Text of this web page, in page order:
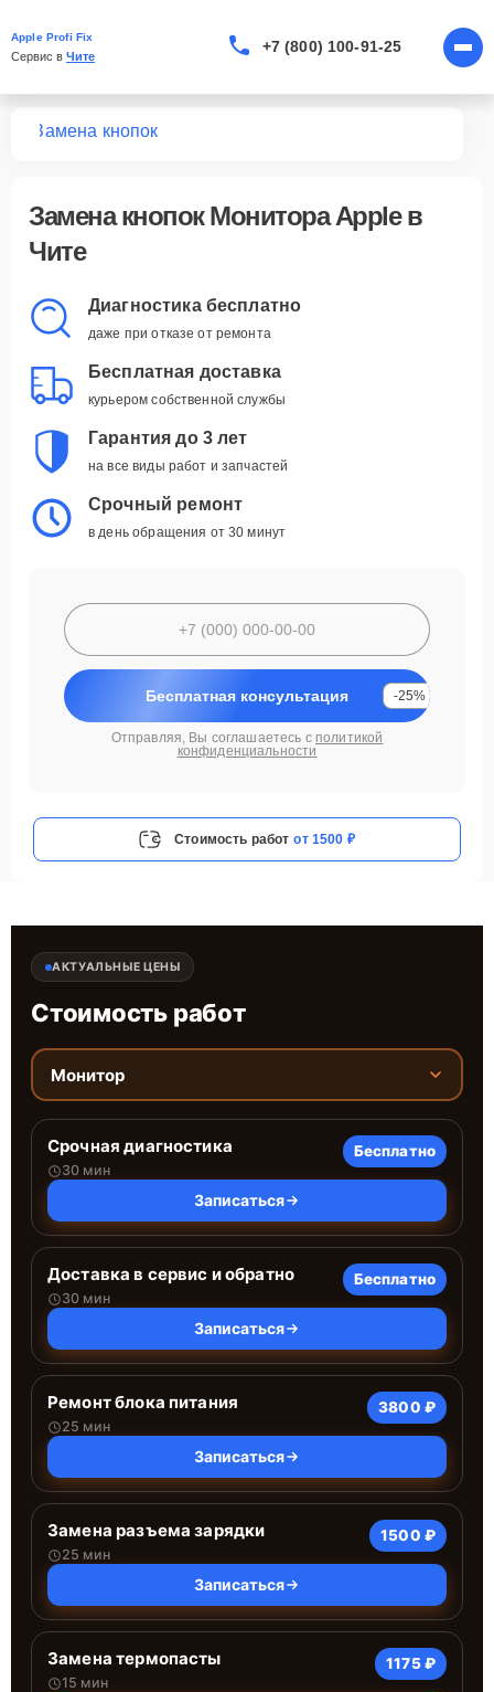
Apple Profi Fix
Сервис в Чите
+7 (800) 100-91-25
Замена кнопок
Замена кнопок Монитора Apple в
Чите
Диагностика бесплатно
даже при отказе от ремонта
Бесплатная доставка
курьером собственной службы
Гарантия до 3 лет
на все виды работ и запчастей
Срочный ремонт
в день обращения от 30 минут
Бесплатная консультация -25%
Отправляя, Вы соглашаетесь с политикой
конфиденциальности
Стоимость работ от 1500 ₽
АКТУАЛЬНЫЕ ЦЕНЫ
Стоимость работ
Монитор
Срочная диагностика
30 мин
Бесплатно
Записаться
Доставка в сервис и обратно
30 мин
Бесплатно
Записаться
Ремонт блока питания
25 мин
3800 ₽
Записаться
Замена разъема зарядки
25 мин
1500 ₽
Записаться
Замена термопасты
15 мин
1175 ₽